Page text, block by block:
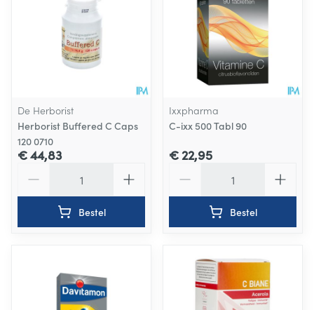
De Herborist
Herborist Buffered C Caps
120 0710
€ 44,83
Bestel
Ixxpharma
C-ixx 500 Tabl 90
€ 22,95
Bestel